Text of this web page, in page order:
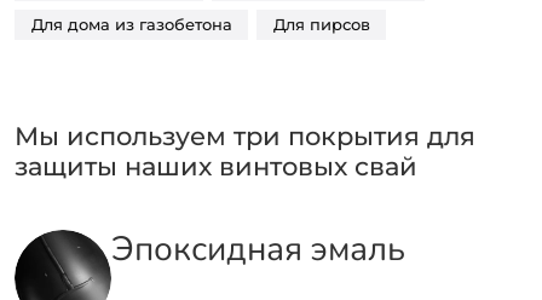
Для дома из газобетона Для пирсов
Мы используем три покрытия для
защиты наших винтовых свай
Эпоксидная эмаль